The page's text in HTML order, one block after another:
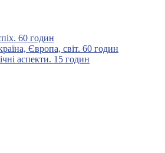
60 годин
Європа, світ. 60 годин
аспекти. 15 годин